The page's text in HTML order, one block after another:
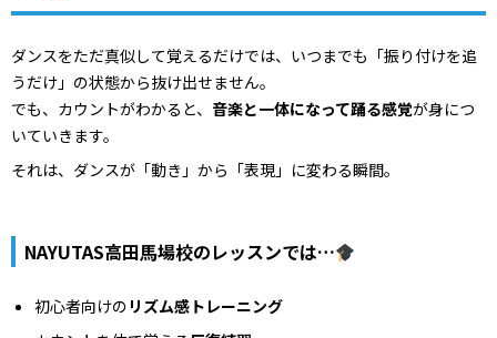
ダンスをただ真似して覚えるだけでは、いつまでも「振り付けを追
うだけ」の状態から抜け出せません。
でも、カウントがわかると、 音楽と一体になって踊る感覚が身につ
いていきます。
それは、ダンスが「動き」から「表現」に変わる瞬間。
NAYUTAS高田馬場校のレッスンでは…
初心者向けの リズム感トレーニング